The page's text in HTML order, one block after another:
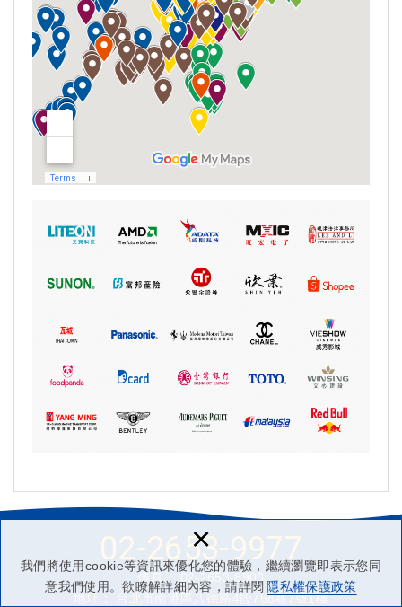
我們將使用cookie等資訊來優化您的體驗，繼續瀏覽即表示您同
意我們使用。欲瞭解詳細內容，請詳閱 隱私權保護政策
×
02-2653-9977
傳真： 02-2653-8900
地址： 台北市南港區八德路4段768巷7號1樓